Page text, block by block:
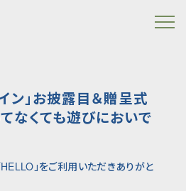
ン」お披露目＆贈呈式
なくても遊びにおいで
HELLO」をご利用いただきありがと